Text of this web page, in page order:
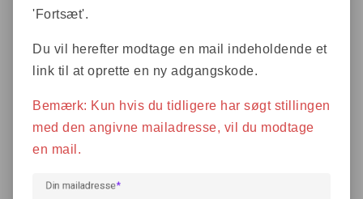
'Fortsæt'.
Du vil herefter modtage en mail indeholdende et
link til at oprette en ny adgangskode.
Bemærk: Kun hvis du tidligere har søgt stillingen
med den angivne mailadresse, vil du modtage
en mail.
Din mailadresse